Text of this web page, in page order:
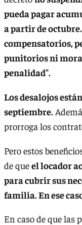
pueda pagar
a partir de
compensatorios,
punitorios ni
penalidad".
Los desalojos
septiembre.
prorroga los
Pero estos
de queel locador
para cubrir sus
familia. En ese
En caso de que las